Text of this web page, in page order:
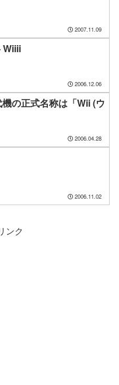
2007.11.09
Wiiii
2006.12.06
の正式名称は「Wii (ウ
2006.04.28
2006.11.02
ンク